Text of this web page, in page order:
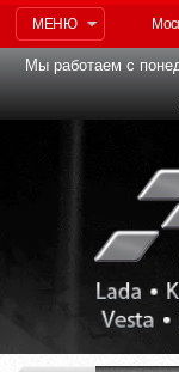
МЕНЮ
Мы работаем с